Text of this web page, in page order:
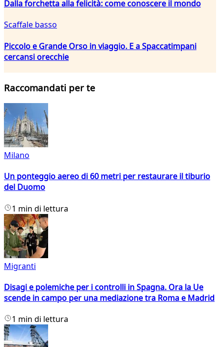
Dalla forchetta alla felicità: come conoscere il mondo
Scaffale basso
Piccolo e Grande Orso in viaggio. E a Spaccatimpani
cercansi orecchie
Raccomandati per te
Milano
Un ponteggio aereo di 60 metri per restaurare il tiburio
del Duomo
1 min di lettura
Migranti
Disagi e polemiche per i controlli in Spagna. Ora la Ue
scende in campo per una mediazione tra Roma e Madrid
1 min di lettura